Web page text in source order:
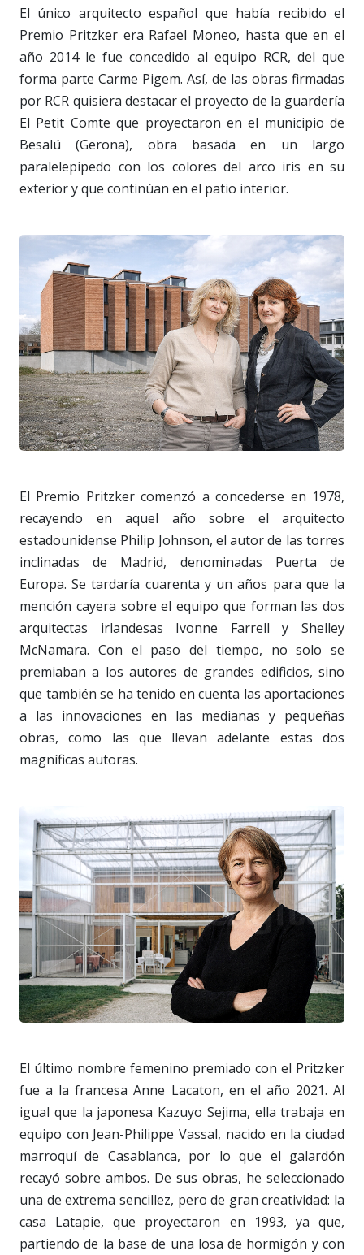
El único arquitecto español que había recibido el
Premio Pritzker era Rafael Moneo, hasta que en el
año 2014 le fue concedido al equipo RCR, del que
forma parte Carme Pigem. Así, de las obras firmadas
por RCR quisiera destacar el proyecto de la guardería
El Petit Comte que proyectaron en el municipio de
Besalú (Gerona), obra basada en un largo
paralelepípedo con los colores del arco iris en su
exterior y que continúan en el patio interior.
El Premio Pritzker comenzó a concederse en 1978,
recayendo en aquel año sobre el arquitecto
estadounidense Philip Johnson, el autor de las torres
inclinadas de Madrid, denominadas Puerta de
Europa. Se tardaría cuarenta y un años para que la
mención cayera sobre el equipo que forman las dos
arquitectas irlandesas Ivonne Farrell y Shelley
McNamara. Con el paso del tiempo, no solo se
premiaban a los autores de grandes edificios, sino
que también se ha tenido en cuenta las aportaciones
a las innovaciones en las medianas y pequeñas
obras, como las que llevan adelante estas dos
magníficas autoras.
El último nombre femenino premiado con el Pritzker
fue a la francesa Anne Lacaton, en el año 2021. Al
igual que la japonesa Kazuyo Sejima, ella trabaja en
equipo con Jean-Philippe Vassal, nacido en la ciudad
marroquí de Casablanca, por lo que el galardón
recayó sobre ambos. De sus obras, he seleccionado
una de extrema sencillez, pero de gran creatividad: la
casa Latapie, que proyectaron en 1993, ya que,
partiendo de la base de una losa de hormigón y con